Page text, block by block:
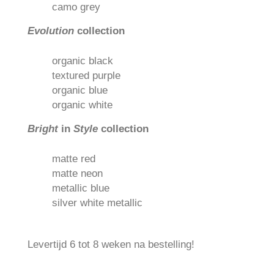
camo grey
Evolution collection
organic black
textured purple
organic blue
organic white
Bright in Style collection
matte red
matte neon
metallic blue
silver white metallic
Levertijd 6 tot 8 weken na bestelling!